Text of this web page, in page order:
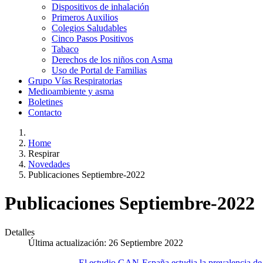
Dispositivos de inhalación
Primeros Auxilios
Colegios Saludables
Cinco Pasos Positivos
Tabaco
Derechos de los niños con Asma
Uso de Portal de Familias
Grupo Vías Respiratorias
Medioambiente y asma
Boletines
Contacto
Home
Respirar
Novedades
Publicaciones Septiembre-2022
Publicaciones Septiembre-2022
Detalles
Última actualización: 26 Septiembre 2022